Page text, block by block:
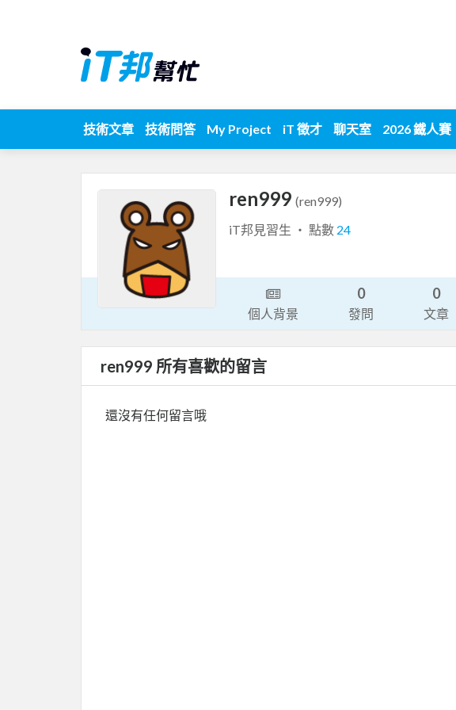
技術文章 技術問答 My Project iT 徵才 聊天室 2026 鐵人賽
ren999 (ren999)
iT邦見習生 ‧ 點數 24
個人背景
0
發問
0
文章
ren999 所有喜歡的留言
還沒有任何留言哦